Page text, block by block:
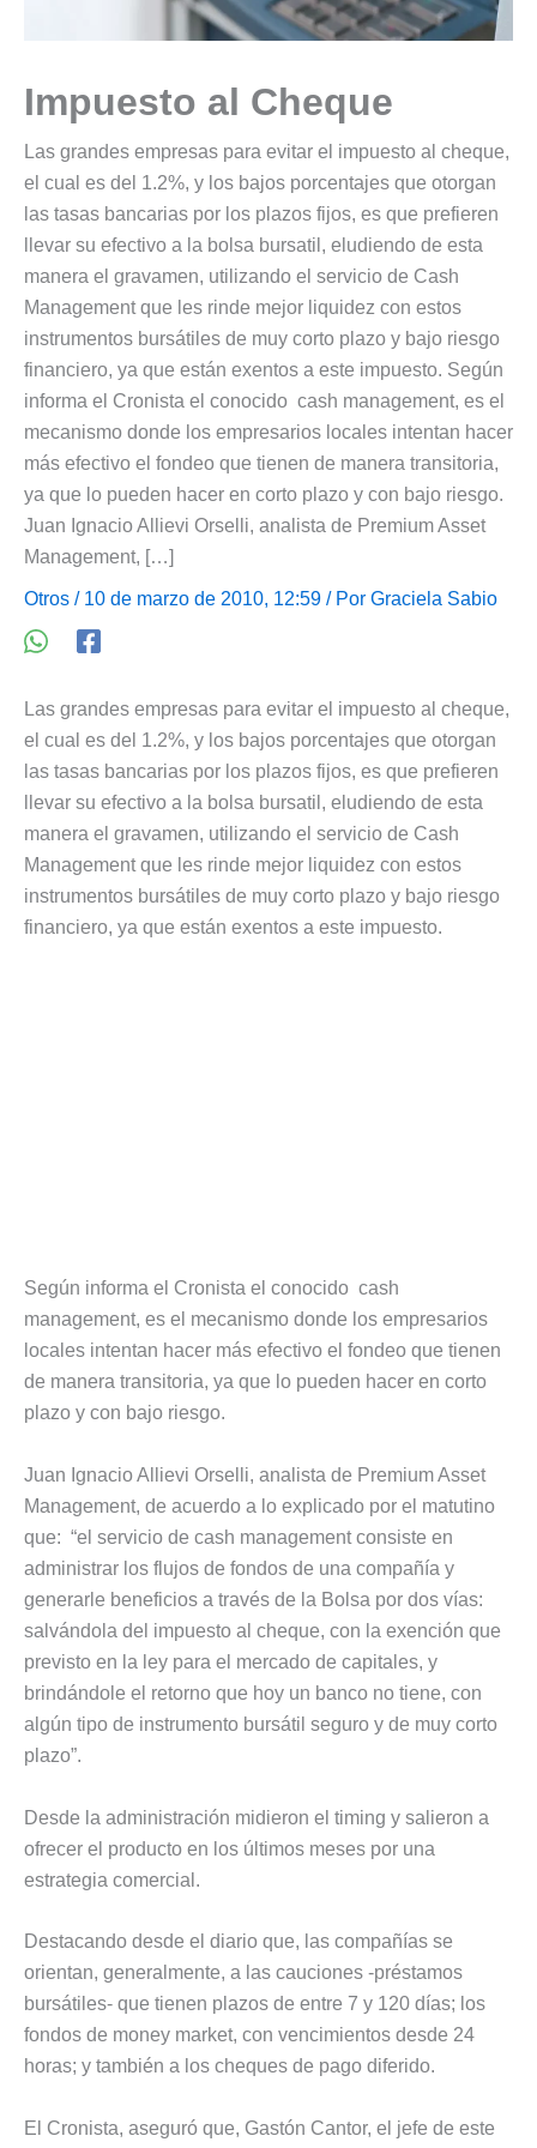
Impuesto al Cheque
Las grandes empresas para evitar el impuesto al cheque,
el cual es del 1.2%, y los bajos porcentajes que otorgan
las tasas bancarias por los plazos fijos, es que prefieren
llevar su efectivo a la bolsa bursatil, eludiendo de esta
manera el gravamen, utilizando el servicio de Cash
Management que les rinde mejor liquidez con estos
instrumentos bursátiles de muy corto plazo y bajo riesgo
financiero, ya que están exentos a este impuesto. Según
informa el Cronista el conocido cash management, es el
mecanismo donde los empresarios locales intentan hacer
más efectivo el fondeo que tienen de manera transitoria,
ya que lo pueden hacer en corto plazo y con bajo riesgo.
Juan Ignacio Allievi Orselli, analista de Premium Asset
Management, […]
Otros / 10 de marzo de 2010, 12:59 / Por Graciela Sabio
Las grandes empresas para evitar el impuesto al cheque,
el cual es del 1.2%, y los bajos porcentajes que otorgan
las tasas bancarias por los plazos fijos, es que prefieren
llevar su efectivo a la bolsa bursatil, eludiendo de esta
manera el gravamen, utilizando el servicio de Cash
Management que les rinde mejor liquidez con estos
instrumentos bursátiles de muy corto plazo y bajo riesgo
financiero, ya que están exentos a este impuesto.
Según informa el Cronista el conocido cash
management, es el mecanismo donde los empresarios
locales intentan hacer más efectivo el fondeo que tienen
de manera transitoria, ya que lo pueden hacer en corto
plazo y con bajo riesgo.
Juan Ignacio Allievi Orselli, analista de Premium Asset
Management, de acuerdo a lo explicado por el matutino
que: “el servicio de cash management consiste en
administrar los flujos de fondos de una compañía y
generarle beneficios a través de la Bolsa por dos vías:
salvándola del impuesto al cheque, con la exención que
previsto en la ley para el mercado de capitales, y
brindándole el retorno que hoy un banco no tiene, con
algún tipo de instrumento bursátil seguro y de muy corto
plazo”.
Desde la administración midieron el timing y salieron a
ofrecer el producto en los últimos meses por una
estrategia comercial.
Destacando desde el diario que, las compañías se
orientan, generalmente, a las cauciones -préstamos
bursátiles- que tienen plazos de entre 7 y 120 días; los
fondos de money market, con vencimientos desde 24
horas; y también a los cheques de pago diferido.
El Cronista, aseguró que, Gastón Cantor, el jefe de este